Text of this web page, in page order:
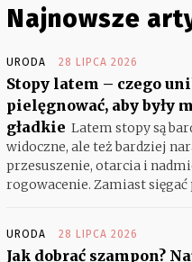
Najnowsze
URODA 28 LIPCA 2026
Stopy latem – czego
pielęgnować, aby były
gładkie Latem stopy są
widoczne, ale też bardziej
przesuszenie, otarcia i
rogowacenie. Zamiast sięgać
URODA 28 LIPCA 2026
Jak dobrać szampon?